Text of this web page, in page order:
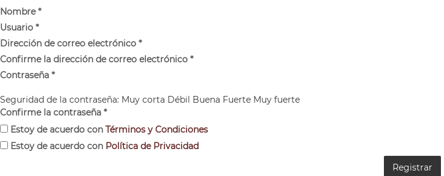
Nombre*
Usuario *
Dirección de correo electrónico *
Confirme la dirección de correo electrónico *
Contraseña *
Seguridad de la contraseña: Muy corta Débil Buena Fuerte Muy fuerte
Confirme la contraseña *
Estoy de acuerdo con Términos y Condiciones
Estoy de acuerdo con Política de Privacidad
Registrar